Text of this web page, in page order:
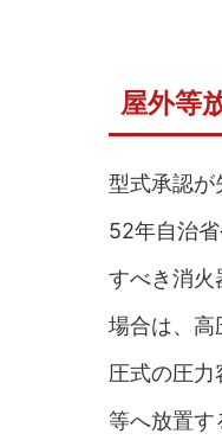
屋外等
型式承認が
52年自治
すべき消火
場合は、
圧式の圧
等へ放置す